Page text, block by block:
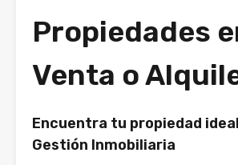
Propiedades
Venta o
Encuentra tu propiedad
Gestión Inmobiliaria